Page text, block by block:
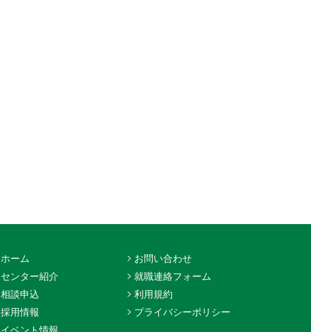
ホーム
センター紹介
相談申込
採用情報
イベント情報
お問い合わせ
就職連絡フォーム
利用規約
プライバシーポリシー